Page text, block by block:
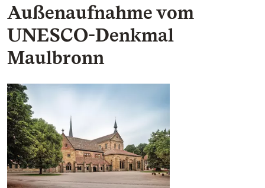
Außenaufnahme vom
UNESCO-Denkmal
Maulbronn